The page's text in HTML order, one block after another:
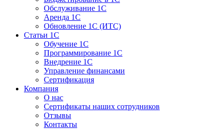
Обслуживание 1С
Аренда 1С
Обновление 1С (ИТС)
Статьи 1С
Обучение 1С
Программирование 1С
Внедрение 1С
Управление финансами
Сертификация
Компания
О нас
Сертификаты наших сотрудников
Отзывы
Контакты